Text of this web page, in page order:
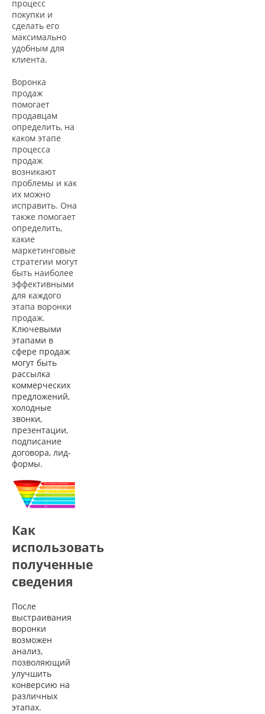
процесс
покупки и
сделать его
максимально
удобным для
клиента.
Воронка
продаж
помогает
продавцам
определить, на
каком этапе
процесса
продаж
возникают
проблемы и как
их можно
исправить. Она
также помогает
определить,
какие
маркетинговые
стратегии могут
быть наиболее
эффективными
для каждого
этапа воронки
продаж.
Ключевыми
этапами в
сфере продаж
могут быть
рассылка
коммерческих
предложений,
холодные
звонки,
презентации,
подписание
договора, лид-
формы.
Как
использовать
полученные
сведения
После
выстраивания
воронки
возможен
анализ,
позволяющий
улучшить
конверсию на
различных
этапах.